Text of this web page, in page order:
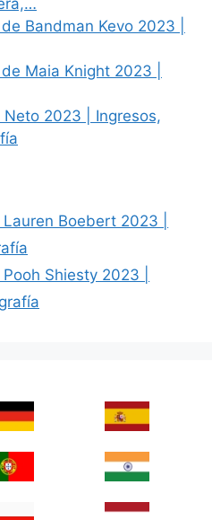
Bandman Kevo 2023 |
Maia Knight 2023 |
Neto 2023 | Ingresos,
Boebert 2023 |
Shiesty 2023 |